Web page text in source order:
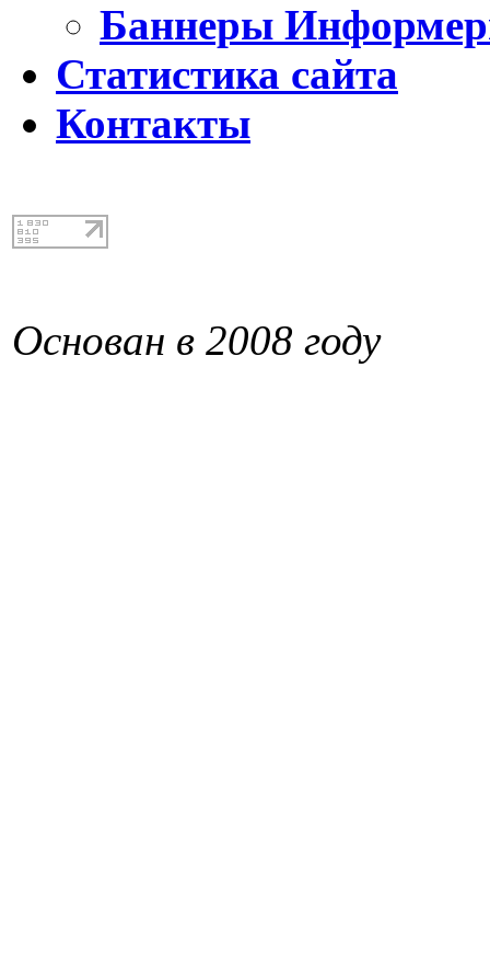
Баннеры
Статистика сайта
Контакты
Основан в 2008 году